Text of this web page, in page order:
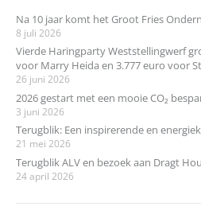
Na 10 jaar komt het Groot Fries
8 juli 2026
Vierde Haringparty Weststellingwerf
voor Marry Heida en 3.777 euro voor
26 juni 2026
2026 gestart met een mooie CO₂
3 juni 2026
Terugblik: Een inspirerende en
21 mei 2026
Terugblik ALV en bezoek aan Dragt
24 april 2026